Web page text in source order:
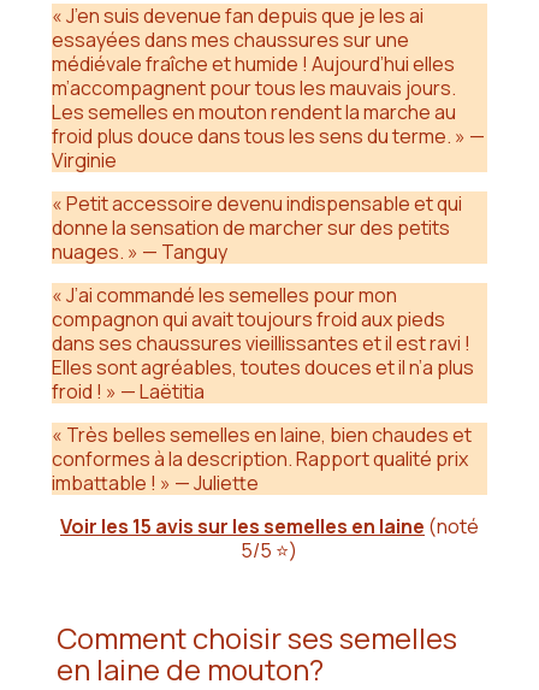
« J’en suis devenue fan depuis que je les ai
essayées dans mes chaussures sur une
médiévale fraîche et humide ! Aujourd’hui elles
m’accompagnent pour tous les mauvais jours.
Les semelles en mouton rendent la marche au
froid plus douce dans tous les sens du terme. » —
Virginie
« Petit accessoire devenu indispensable et qui
donne la sensation de marcher sur des petits
nuages. » — Tanguy
« J’ai commandé les semelles pour mon
compagnon qui avait toujours froid aux pieds
dans ses chaussures vieillissantes et il est ravi !
Elles sont agréables, toutes douces et il n’a plus
froid ! » — Laëtitia
« Très belles semelles en laine, bien chaudes et
conformes à la description. Rapport qualité prix
imbattable ! » — Juliette
Voir les 15 avis sur les semelles en laine (noté
5/5 ⭐)
Comment choisir ses semelles
en laine de mouton?